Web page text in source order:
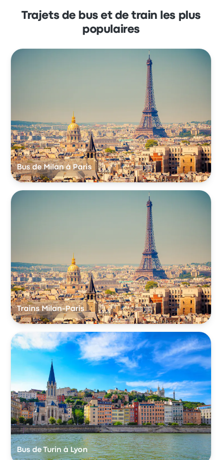
Trajets de bus et de train les plus
populaires
Bus de Milan à Paris
Trains Milan-Paris
Bus de Turin à Lyon